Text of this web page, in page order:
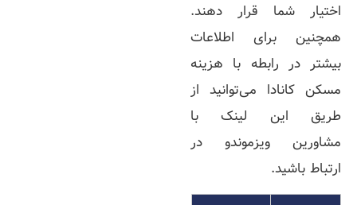
اختیار شما قرار دهند.
همچنین برای اطلاعات
بیشتر در رابطه با هزینه
مسکن کانادا می‌توانید از
طریق این لینک با
مشاورین ویزموندو در
ارتباط باشید.